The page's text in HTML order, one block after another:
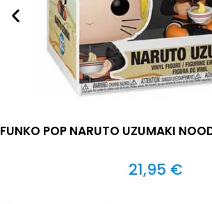
FUNKO POP NARUTO UZUMAKI
21,95 €